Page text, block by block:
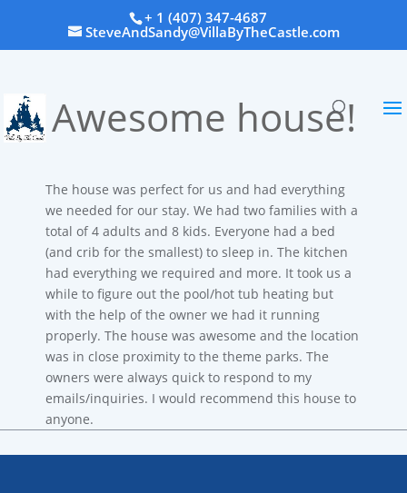
+ 1 (407) 347-4687
SteveAndSandy@VillaByTheCastle.com
Awesome house!
The house was perfect for us and had everything
we needed for our stay. We had two families with a
total of 4 adults and 8 kids. Everyone had a bed
(and crib for the smallest) to sleep in. The kitchen
had everything we required and more. It took us a
while to figure out the pool/hot tub heating but
with the help of the owner we had it running
properly. The house was awesome and the location
was in close proximity to the theme parks. The
owners were always quick to respond to my
emails/inquiries. I would recommend this house to
anyone.